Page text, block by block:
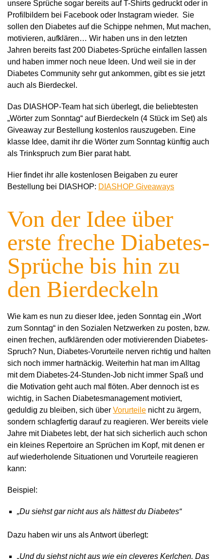
unsere Sprüche sogar bereits auf T-Shirts gedruckt oder in
Profilbildern bei Facebook oder Instagram wieder. Sie
sollen den Diabetes auf die Schippe nehmen, Mut machen,
motivieren, aufklären… Wir haben uns in den letzten
Jahren bereits fast 200 Diabetes-Sprüche einfallen lassen
und haben immer noch neue Ideen. Und weil sie in der
Diabetes Community sehr gut ankommen, gibt es sie jetzt
auch als Bierdeckel.
Das DIASHOP-Team hat sich überlegt, die beliebtesten
„Wörter zum Sonntag“ auf Bierdeckeln (4 Stück im Set) als
Giveaway zur Bestellung kostenlos rauszugeben. Eine
klasse Idee, damit ihr die Wörter zum Sonntag künftig auch
als Trinkspruch zum Bier parat habt.
Hier findet ihr alle kostenlosen Beigaben zu eurer
Bestellung bei DIASHOP: DIASHOP Giveaways
Von der Idee über
erste freche Diabetes-
Sprüche bis hin zu
den Bierdeckeln
Wie kam es nun zu dieser Idee, jeden Sonntag ein „Wort
zum Sonntag“ in den Sozialen Netzwerken zu posten, bzw.
einen frechen, aufklärenden oder motivierenden Diabetes-
Spruch? Nun, Diabetes-Vorurteile nerven richtig und halten
sich noch immer hartnäckig. Weiterhin hat man im Alltag
mit dem Diabetes-24-Stunden-Job nicht immer Spaß und
die Motivation geht auch mal flöten. Aber dennoch ist es
wichtig, in Sachen Diabetesmanagement motiviert,
geduldig zu bleiben, sich über Vorurteile nicht zu ärgern,
sondern schlagfertig darauf zu reagieren. Wer bereits viele
Jahre mit Diabetes lebt, der hat sich sicherlich auch schon
ein kleines Repertoire an Sprüchen im Kopf, mit denen er
auf wiederholende Situationen und Vorurteile reagieren
kann:
Beispiel:
„Du siehst gar nicht aus als hättest du Diabetes“
Dazu haben wir uns als Antwort überlegt:
„Und du siehst nicht aus wie ein cleveres Kerlchen. Das